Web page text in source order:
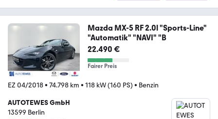
Mazda MX-5 RF 2.0l "Sports-Line"
"Automatik" "NAVI" "B
22.490 €
Fairer Preis
EZ 04/2018• 74.798 km • 118 kW (160 PS) • Benzin
AUTOTEWES GmbH
13599 Berlin